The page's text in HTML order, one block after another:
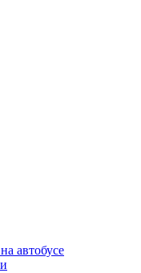
автобусе